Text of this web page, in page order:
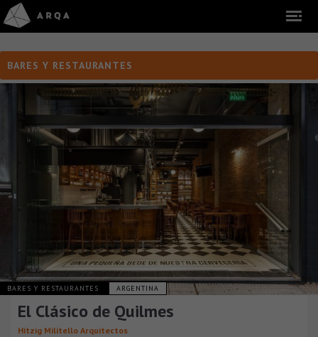
BARES Y RESTAURANTES
BARES Y RESTAURANTES ARGENTINA
El Clásico de Quilmes
Hitzig Militello Arquitectos